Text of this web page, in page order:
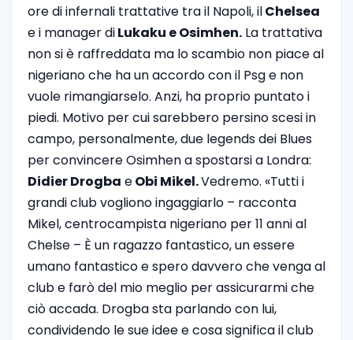
ore di infernali trattative tra il Napoli, ilChelsea
e i manager diLukaku e Osimhen. La trattativa
non si è raffreddata ma lo scambio non piace al
nigeriano che ha un accordo con il Psg e non
vuole rimangiarselo. Anzi, ha proprio puntato i
piedi. Motivo per cui sarebbero persino scesi in
campo, personalmente, due legends dei Blues
per convincere Osimhen a spostarsi a Londra:
Didier Drogba eObi Mikel.Vedremo. «Tutti i
grandi club vogliono ingaggiarlo – racconta
Mikel, centrocampista nigeriano per 11 anni al
Chelse – È un ragazzo fantastico, un essere
umano fantastico e spero davvero che venga al
club e farò del mio meglio per assicurarmi che
ciò accada. Drogba sta parlando con lui,
condividendo le sue idee e cosa significa il club